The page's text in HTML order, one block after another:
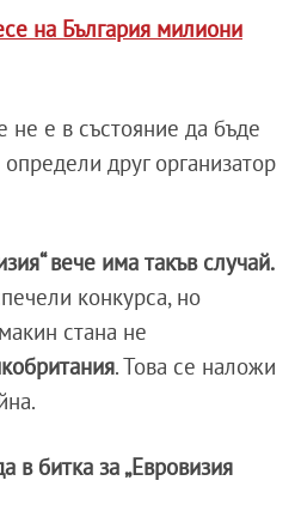
на България милиони
не е в състояние да бъде
друг организатор
вече има такъв случай.
конкурса, но
стана не
. Това се наложи
в битка за „Евровизия